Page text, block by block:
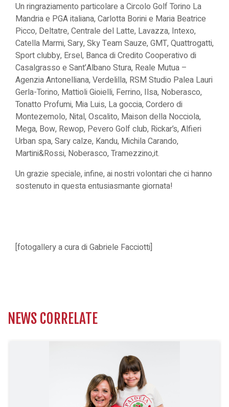
Un ringraziamento particolare a Circolo Golf Torino La
Mandria e PGA italiana, Carlotta Borini e Maria Beatrice
Picco, Deltatre, Centrale del Latte, Lavazza, Intexo,
Catella Marmi, Sary, Sky Team Sauze, GMT, Quattrogatti,
Sport clubby, Ersel, Banca di Credito Cooperativo di
Casalgrasso e Sant’Albano Stura, Reale Mutua –
Agenzia Antonelliana, Verdelilla, RSM Studio Palea Lauri
Gerla-Torino, Mattioli Gioielli, Ferrino, Ilsa, Noberasco,
Tonatto Profumi, Mia Luis, La goccia, Cordero di
Montezemolo, Nital, Oscalito, Maison della Nocciola,
Mega, Bow, Rewop, Pevero Golf club, Rickar’s, Alfieri
Urban spa, Sary calze, Kandu, Michila Carando,
Martini&Rossi, Noberasco, Tramezzino,it.
Un grazie speciale, infine, ai nostri volontari che ci hanno
sostenuto in questa entusiasmante giornata!
[fotogallery a cura di Gabriele Facciotti]
NEWS CORRELATE